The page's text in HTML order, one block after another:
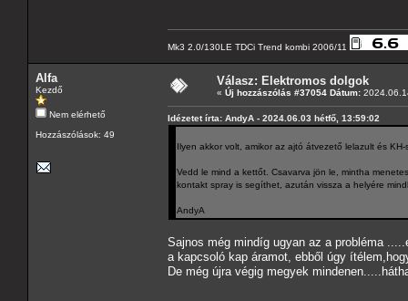
Mk3 2.0/130LE TDCi Trend kombi 2006/11
Alfa
Kezdő
Nem elérhető
Hozzászólások: 49
Válasz: Elektromos dolgok
« Új hozzászólás #37054 Dátum:
Idézetet írta: AndyA - 2024.06.03 hétfő, 13:59:02
Ilyen akkor volt, amikor az ajtó átvezető lelazult és KH-
Vedd le mind a kettőt. Csavarva jön le, mintha
kontakt spray is segíthet, azután vissza a helyére
AndyA
Sajnos még mindíg ugyan az a probléma
a kapcsoló kap áramot, ebből úgy
De még újra végig megyek